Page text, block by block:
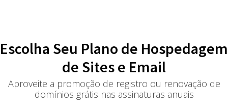
Escolha Seu Plano de Hospedagem
de Sites e Email
Aproveite a promoção de registro ou renovação de
domínios grátis nas assinaturas anuais